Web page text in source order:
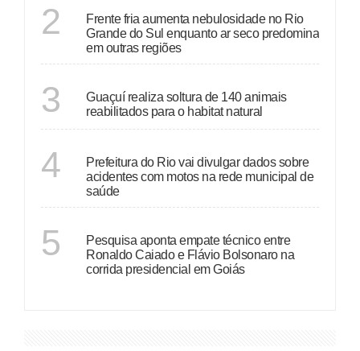
2
Frente fria aumenta nebulosidade no Rio
Grande do Sul enquanto ar seco predomina
em outras regiões
3
Guaçuí realiza soltura de 140 animais
reabilitados para o habitat natural
4
Prefeitura do Rio vai divulgar dados sobre
acidentes com motos na rede municipal de
saúde
5
Pesquisa aponta empate técnico entre
Ronaldo Caiado e Flávio Bolsonaro na
corrida presidencial em Goiás